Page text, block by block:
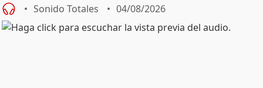
Sonido Totales 04/08/2026